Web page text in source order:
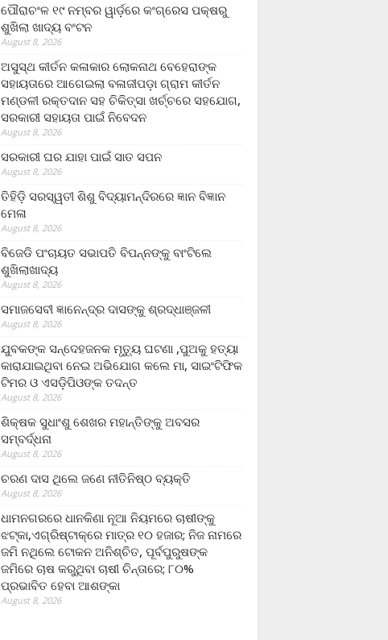
ପୌରାଚଂଳ ୧୯ ନମ୍ବର ୱାର୍ଡ଼ରେ କଂଗ୍ରେସ ପକ୍ଷରୁ
ଶୁଖିଲା ଖାଦ୍ୟ ବଂଟନ
August 8, 2026
ଅସୁସ୍ଥ କୀର୍ତନ କଳାକାର ଲୋକନାଥ ବେହେରାଙ୍କ
ସହାୟତାରେ ଆଗେଇଲା ବଳାଜୀପଡ଼ା ଗ୍ରାମ କୀର୍ତନ
ମଣ୍ଡଳୀ ରକ୍ତଦାନ ସହ ଚିକିତ୍ସା ଖର୍ଚ୍ଚରେ ସହଯୋଗ,
ସରକାରୀ ସହାୟତା ପାଇଁ ନିବେଦନ
August 8, 2026
ସରକାରୀ ଘର ଯାହା ପାଇଁ ସାତ ସପନ
August 8, 2026
ତିହିଡି଼ ସରସ୍ୱତୀ ଶିଶୁ ବିଦ୍ୟାମନ୍ଦିରରେ ଜ୍ଞାନ ବିଜ୍ଞାନ
ମେଳା
August 8, 2026
ବିଜେଡି ପଂଚାୟତ ସଭାପତି ବିପନ୍ନଙ୍କୁ ବାଂଟିଲେ
ଶୁଖିଲାଖାଦ୍ୟ
August 8, 2026
ସମାଜସେବୀ ଜ୍ଞାନେନ୍ଦ୍ର ଦାସଙ୍କୁ ଶ୍ରଦ୍ଧାଞ୍ଜଳୀ
August 8, 2026
ଯୁବକଙ୍କ ସନ୍ଦେହଜନକ ମୃତ୍ୟୁ ଘଟଣା ,ପୁଅକୁ ହତ୍ୟା
କାରାଯାଇଥିବା ନେଇ ଅଭିଯୋଗ କଲେ ମା, ସାଇଂଟିଫିକ
ଟିମର ଓ ଏସଡ଼ିପିଓଙ୍କ ତଦନ୍ତ
August 8, 2026
ଶିକ୍ଷକ ସୁଧାଂଶୁ ଶେଖର ମହାନ୍ତିଙ୍କୁ ଅବସର
ସମ୍ବର୍ଦ୍ଧନା
August 8, 2026
ଚରଣ ଦାସ ଥିଲେ ଜଣେ ନୀତିନିଷ୍ଠ ବ୍ୟକ୍ତି
August 8, 2026
ଧାମନଗରରେ ଧାନକିଣା ନୂଆ ନିୟମରେ ଚାଷୀଙ୍କୁ
ଝଟ୍‌କା,ଏଗ୍ରିଷ୍ଟାକ୍‌ରେ ମାତ୍ର ୧୦ ହଜାର; ନିଜ ନାମରେ
ଜମି ନଥିଲେ ଟୋକନ ଅନିଶ୍ଚିତ, ପୂର୍ବପୁରୁଷଙ୍କ
ଜମିରେ ଚାଷ କରୁଥିବା ଚାଷୀ ଚିନ୍ତାରେ; ୮୦%
ପ୍ରଭାବିତ ହେବା ଆଶଙ୍କା
August 8, 2026